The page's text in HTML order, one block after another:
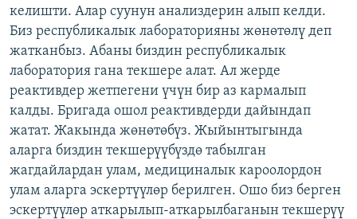
келишти. Алар суунун анализдерин алып келди.
Биз республикалык лабораторияны жөнөтөлү деп
жатканбыз. Абаны биздин республикалык
лаборатория гана текшере алат. Ал жерде
реактивдер жетпегени үчүн бир аз кармалып
калды. Бригада ошол реактивдерди дайындап
жатат. Жакында жөнөтөбүз. Жыйынтыгында
аларга биздин текшерүүбүздө табылган
жагдайлардан улам, медициналык кароолордон
улам аларга эскертүүлөр берилген. Ошо биз берген
эскертүүлөр аткарылып-аткарылбаганын текшерүү